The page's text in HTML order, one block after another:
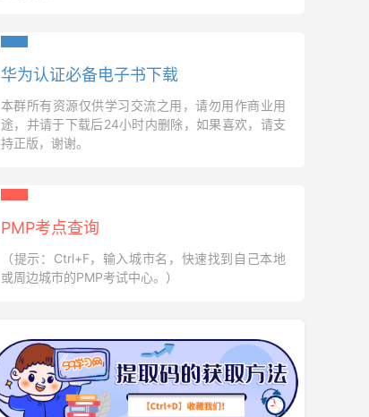
华为认证必备电子书下载
本群所有资源仅供学习交流之用，请勿用作商业用
途，并请于下载后24小时内删除，如果喜欢，请支
持正版，谢谢。
PMP考点查询
（提示：Ctrl+F，输入城市名，快速找到自己本地
或周边城市的PMP考试中心。）